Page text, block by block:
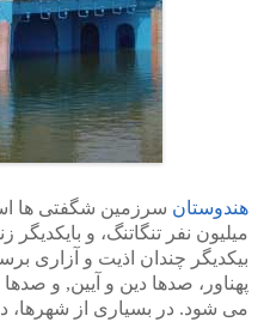
هندوستان سرزمین شگفتی ها
میلیون نفر تنگاتنگ، و
بیکدیگر چندان اذیت و آزاری
پهناور،
می شود. در بسیاری از شهرها،